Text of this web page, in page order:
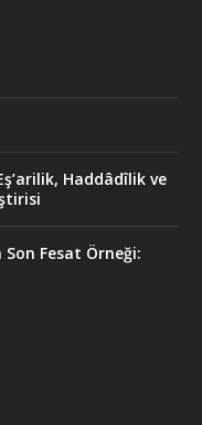
Haddâdîlik ve
Fesat Örneği: